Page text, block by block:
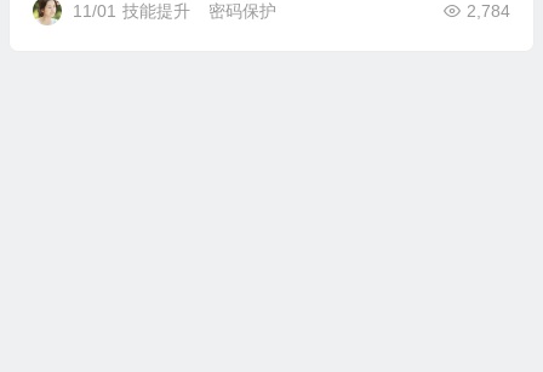
11/01 技能提升 2,784
密码保护